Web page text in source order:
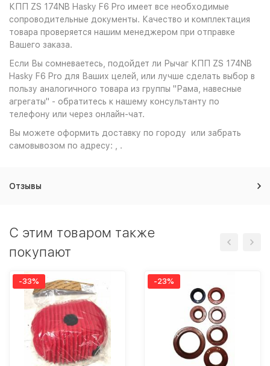
КПП ZS 174NB Hasky F6 Pro имеет все необходимые
сопроводительные документы. Качество и комплектация
товара проверяется нашим менеджером при отправке
Вашего заказа.
Если Вы сомневаетесь, подойдет ли Рычаг КПП ZS 174NB
Hasky F6 Pro для Ваших целей, или лучше сделать выбор в
пользу аналогичного товара из группы "Рама, навесные
агрегаты" - обратитесь к нашему консультанту по
телефону или через онлайн-чат.
Вы можете оформить доставку по городу или забрать
самовывозом по адресу: , .
Отзывы
C этим товаром также
покупают
-33% -23%